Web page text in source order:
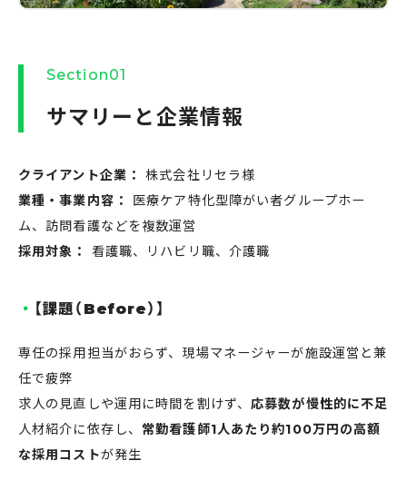
Section01
サマリーと企業情報
クライアント企業：
株式会社リセラ様
業種・事業内容：
医療ケア特化型障がい者グループホー
ム、訪問看護などを複数運営
採用対象：
看護職、リハビリ職、介護職
【課題（Before）】
専任の採用担当がおらず、現場マネージャーが施設運営と兼
任で疲弊
求人の見直しや運用に時間を割けず、応募数が慢性的に不足
人材紹介に依存し、 常勤看護師1人あたり約100万円の高額
な採用コストが発生